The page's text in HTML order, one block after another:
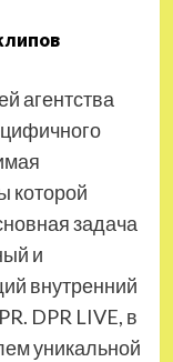
агентства
которой
задача
и
внутренний
DPR LIVE, в
уникальной